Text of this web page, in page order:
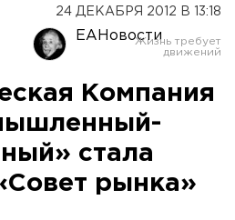
24 ДЕКАБРЯ 2012 В 13:18
ЕАНовости
Компания
стала
рынка»